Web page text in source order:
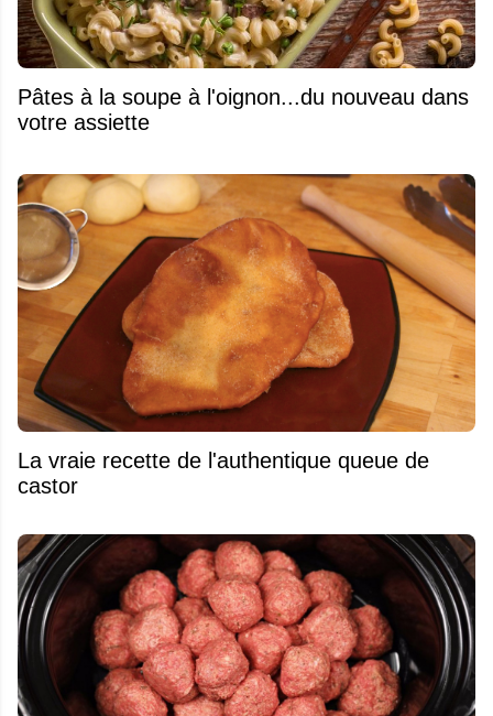
Pâtes à la soupe à l'oignon...du nouveau dans
votre assiette
La vraie recette de l'authentique queue de
castor